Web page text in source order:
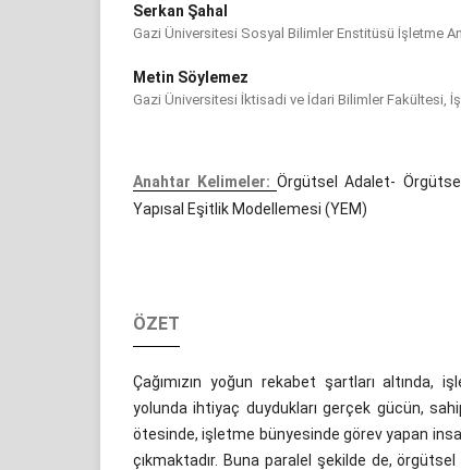
Serkan Şahal
Gazi Üniversitesi Sosyal Bilimler Enstitüsü İşletme
Metin Söylemez
Gazi Üniversitesi İktisadi ve İdari Bilimler Fakültesi,
Anahtar Kelimeler:Örgütsel Adalet- Örgütsel
Yapısal Eşitlik Modellemesi (YEM)
ÖZET
Çağımızın yoğun rekabet şartları altında,
yolunda ihtiyaç duydukları gerçek gücün,
ötesinde, işletme bünyesinde görev yapan
çıkmaktadır. Buna paralel şekilde de,